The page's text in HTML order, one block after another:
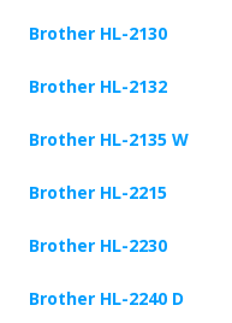
Brother HL-2130
Brother HL-2132
Brother HL-2135 W
Brother HL-2215
Brother HL-2230
Brother HL-2240 D